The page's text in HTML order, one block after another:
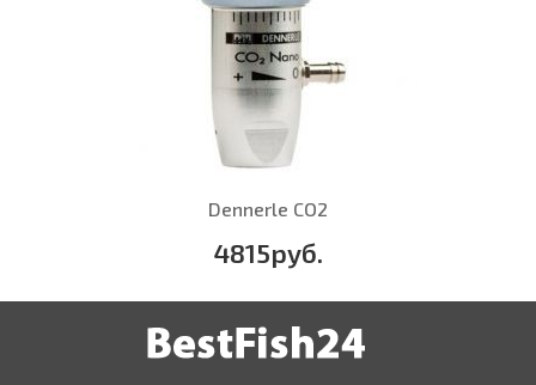
Dennerle CO2
4815руб.